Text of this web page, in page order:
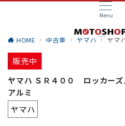
Menu
HOME 中古車 ヤマハ ヤマハ
販売中
ヤマハ ＳＲ４００ ロッカー
アルミ
ヤマハ